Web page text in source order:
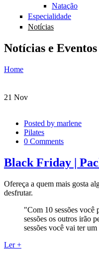
Natação
Especialidade
Notícias
Notícias e Eventos
Home
21 Nov
Posted by marlene
Pilates
0 Comments
Black Friday |
Ofereça a quem mais gosta
desfrutar.
"Com 10 sessões você
sessões os outros irão
sessões você vai ter
Ler +